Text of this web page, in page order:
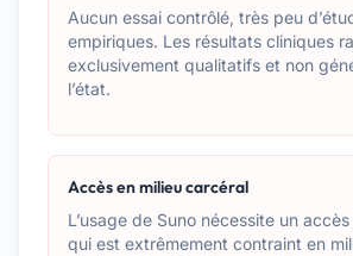
Aucun essai contrôlé, très peu
empiriques. Les résultats cliniques
exclusivement qualitatifs et non
l’état.
Accès en milieu carcéral
L’usage de Suno nécessite un
qui est extrêmement contraint en